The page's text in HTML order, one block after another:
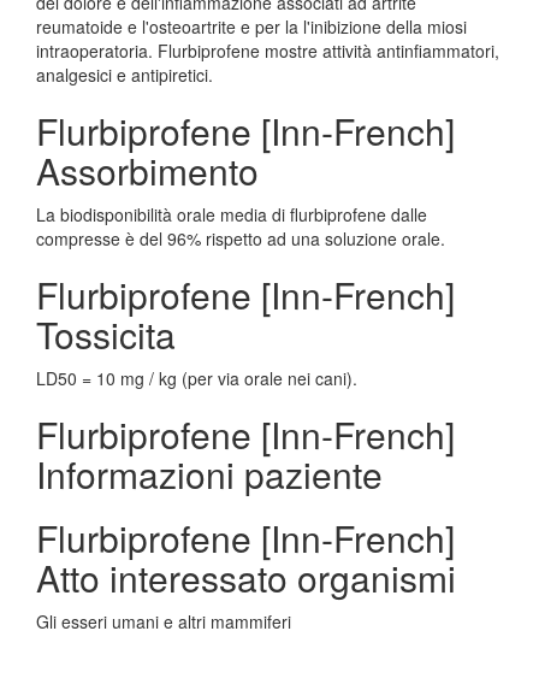
reumatoide e l'osteoartrite e per la l'inibizione della miosi
intraoperatoria. Flurbiprofene mostre attività antinfiammatori,
analgesici e antipiretici.
Flurbiprofene [Inn-French]
Assorbimento
La biodisponibilità orale media di flurbiprofene dalle
compresse è del 96% rispetto ad una soluzione orale.
Flurbiprofene [Inn-French]
Tossicita
LD50 = 10 mg / kg (per via orale nei cani).
Flurbiprofene [Inn-French]
Informazioni paziente
Flurbiprofene [Inn-French]
Atto interessato organismi
Gli esseri umani e altri mammiferi